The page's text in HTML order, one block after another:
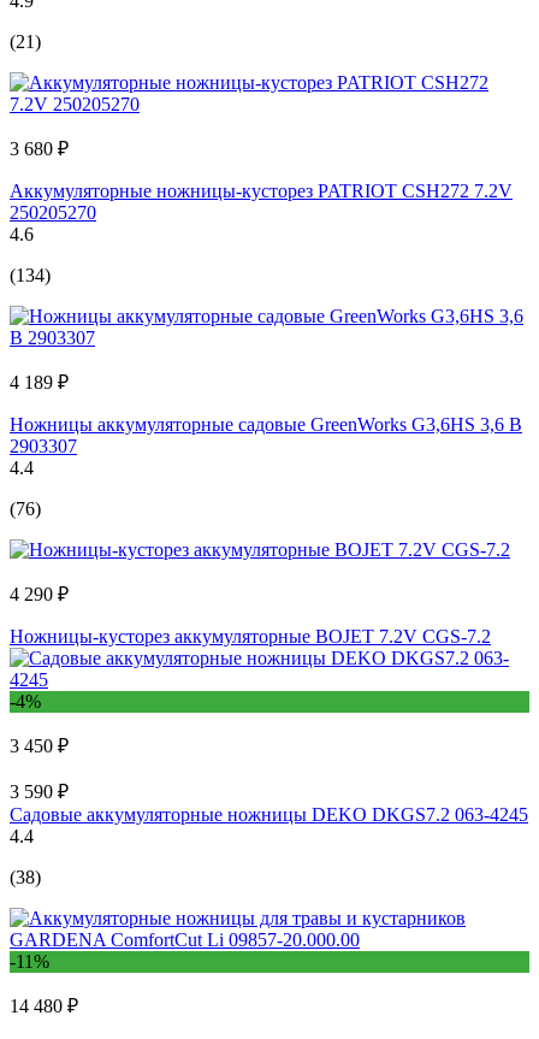
(21)
3 680 ₽
Аккумуляторные ножницы-кусторез PATRIOT CSH272 7.2V
250205270
4.6
(134)
4 189 ₽
Ножницы аккумуляторные садовые GreenWorks G3,6HS 3,6 В
2903307
4.4
(76)
4 290 ₽
Ножницы-кусторез аккумуляторные BOJET 7.2V CGS-7.2
-4%
3 450 ₽
3 590 ₽
Садовые аккумуляторные ножницы DEKO DKGS7.2 063-4245
4.4
(38)
-11%
14 480 ₽